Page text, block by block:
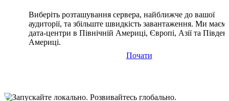
Виберіть розташування сервера, найближче до вашої
аудиторії, та збільште швидкість завантаження. Ми
дата-центри в Північній Америці, Європі, Азії та
Америці.
Почати